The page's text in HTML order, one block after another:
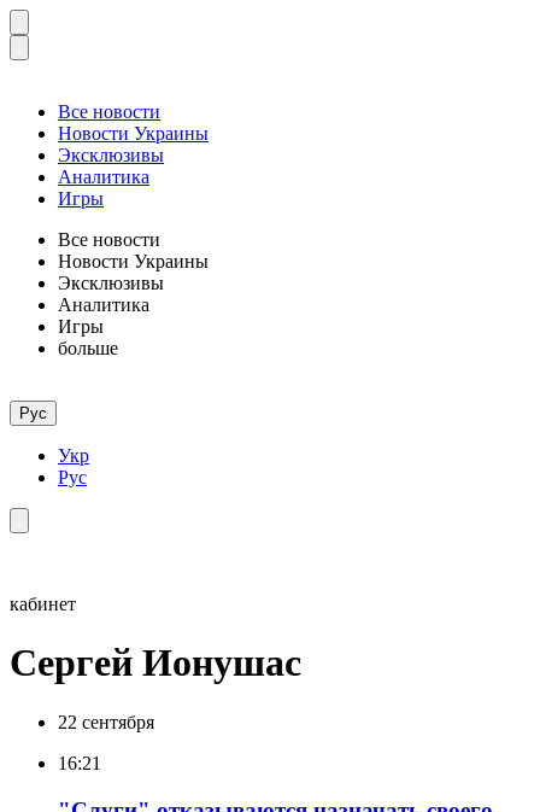
Все новости
Новости Украины
Эксклюзивы
Аналитика
Игры
Все новости
Новости Украины
Эксклюзивы
Аналитика
Игры
больше
Рус
Укр
Рус
кабинет
Сергей Ионушас
22 сентября
16:21